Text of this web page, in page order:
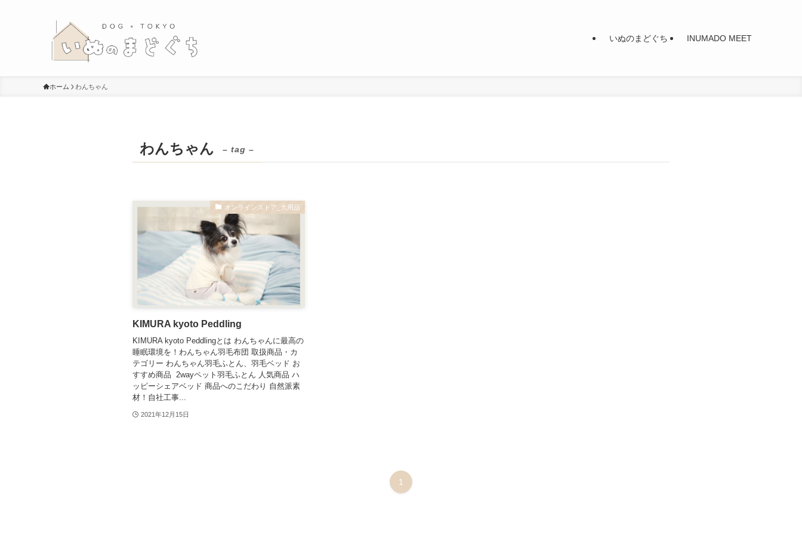
いぬのまどぐち INUMADO MEET
ホーム わんちゃん
わんちゃん – tag –
オンラインストア_犬用品
KIMURA kyoto Peddling
KIMURA kyoto Peddlingとは わんちゃんに最高の
睡眠環境を！わんちゃん羽毛布団 取扱商品・カ
テゴリー わんちゃん羽毛ふとん、羽毛ベッド お
すすめ商品 2wayペット羽毛ふとん 人気商品 ハ
ッピーシェアベッド 商品へのこだわり 自然派素
材！自社工事...
2021年12月15日
1